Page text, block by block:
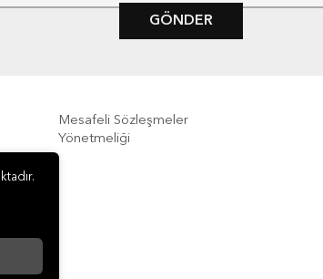
GÖNDER
Mesafeli Sözleşmeler
Yönetmeliği